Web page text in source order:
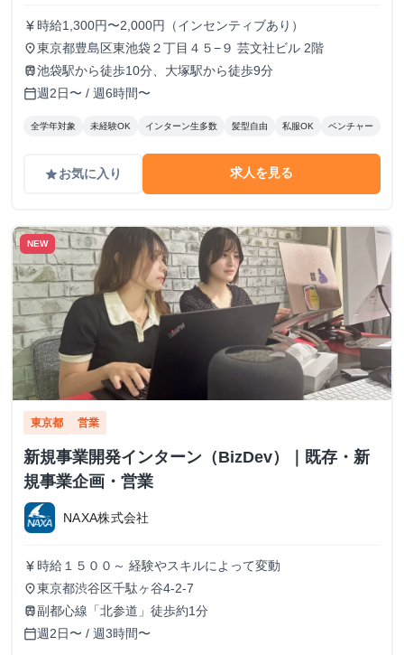
の長期・有給インターンシップ
currency_yen 時給1,300円〜2,000円（インセンティブあり）
place東京都豊島区東池袋２丁目４５−９ 芸文社ビル 2階
train池袋駅から徒歩10分、大塚駅から徒歩9分
calendar_today週2日〜 / 週6時間〜
全学年対象 未経験OK インターン生多数 髪型自由 私服OK ベンチャー
gradeお気に入り 求人を見る
NEW
東京都 営業
新規事業開発インターン（BizDev）｜既存・新
規事業企画・営業
NAXA株式会社
currency_yen 時給１５００～ 経験やスキルによって変動
place東京都渋谷区千駄ヶ谷4-2-7
train副都心線「北参道」徒歩約1分
calendar_today週2日〜 / 週3時間〜